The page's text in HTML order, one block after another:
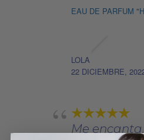
EAU DE PARFUM
LOLA
22 DICIEMBRE,
Me